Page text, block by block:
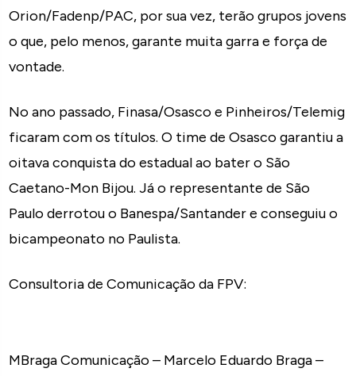
Orion/Fadenp/PAC, por sua vez, terão grupos jovens
o que, pelo menos, garante muita garra e força de
vontade.
No ano passado, Finasa/Osasco e Pinheiros/Telemig
ficaram com os títulos. O time de Osasco garantiu a
oitava conquista do estadual ao bater o São
Caetano-Mon Bijou. Já o representante de São
Paulo derrotou o Banespa/Santander e conseguiu o
bicampeonato no Paulista.
Consultoria de Comunicação da FPV:
MBraga Comunicação – Marcelo Eduardo Braga –